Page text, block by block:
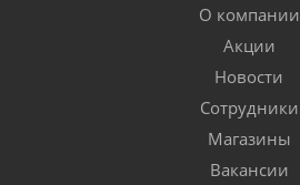
О компании
Акции
Новости
Сотрудники
Магазины
Вакансии